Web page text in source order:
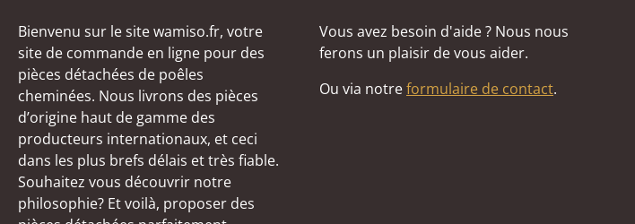
Bienvenu sur le site wamiso.fr, votre
site de commande en ligne pour des
pièces détachées de poêles
cheminées. Nous livrons des pièces
d’origine haut de gamme des
producteurs internationaux, et ceci
dans les plus brefs délais et très fiable.
Souhaitez vous découvrir notre
philosophie? Et voilà, proposer des
Vous avez besoin d'aide ? Nous nous
ferons un plaisir de vous aider.
Ou via notreformulaire de contact.